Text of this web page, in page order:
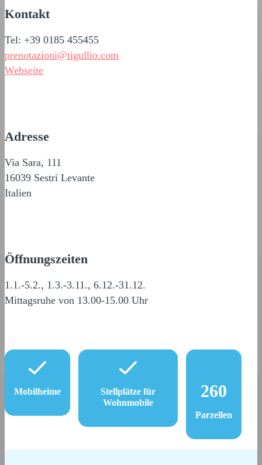
Kontakt
Tel: +39 0185 455455
prenotazioni@tigullio.com
Webseite
Adresse
Via Sara, 111
16039 Sestri Levante
Italien
Öffnungszeiten
1.1.-5.2., 1.3.-3.11., 6.12.-31.12.
Mittagsruhe von 13.00-15.00 Uhr
Mobilheime
Stellplätze für
Wohnmobile
260
Parzellen